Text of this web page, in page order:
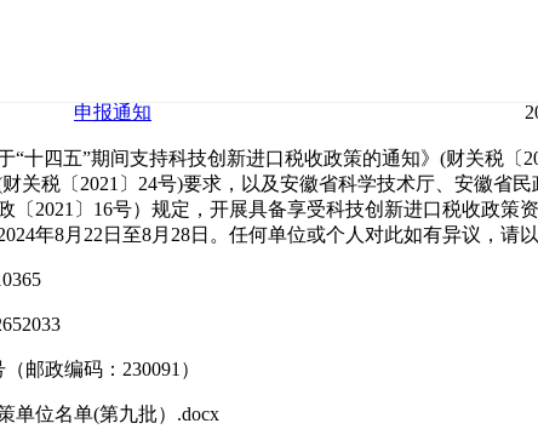
申报通知
“十四五”期间支持科技创新进口税收政策的通知》(财关税
关税〔2021〕24号)要求，以及安徽省科学技术厅、安徽
〔2021〕16号）规定，开展具备享受科技创新进口税收政
年8月22日至8月28日。任何单位或个人对此如有异议，请
邮政编码：230091）
单位名单(第九批）.docx